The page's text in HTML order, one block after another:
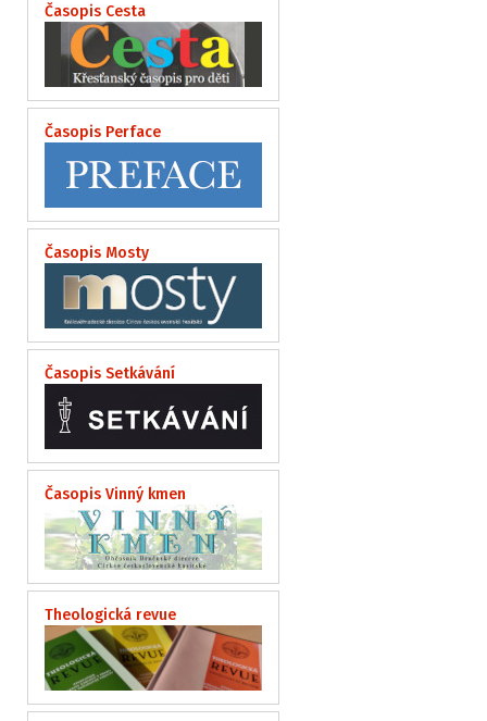
Časopis Cesta
Časopis Perface
Časopis Mosty
Časopis Setkávání
Časopis Vinný kmen
Theologická revue